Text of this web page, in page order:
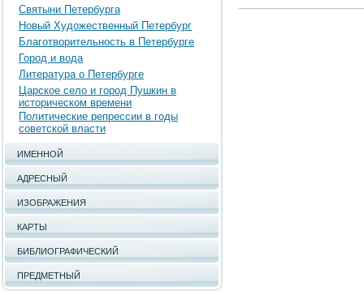
Святыни Петербурга
Новый Художественный Петербург
Благотворительность в Петербурге
Город и вода
Литература о Петербурге
Царское село и город Пушкин в
историческом времени
Политические репрессии в годы
советской власти
ИМЕННОЙ
АДРЕСНЫЙ
ИЗОБРАЖЕНИЯ
КАРТЫ
БИБЛИОГРАФИЧЕСКИЙ
ПРЕДМЕТНЫЙ